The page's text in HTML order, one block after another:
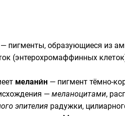
пигменты, образующиеся из
(энтерохромаффинных
мелани́н — пигмент тёмно-
— меланоцитами,
эпителия радужки,